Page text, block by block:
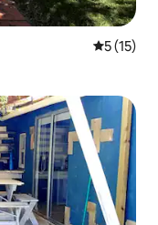
從 15 則
5 (15)